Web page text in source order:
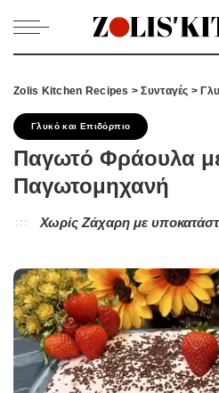
Zolis Kitchen Recipes >Συνταγές >
Γλυκό και Επιδόρπιο
Παγωτό Φράουλα
Παγωτομηχανή
Χωρίς Ζάχαρη με